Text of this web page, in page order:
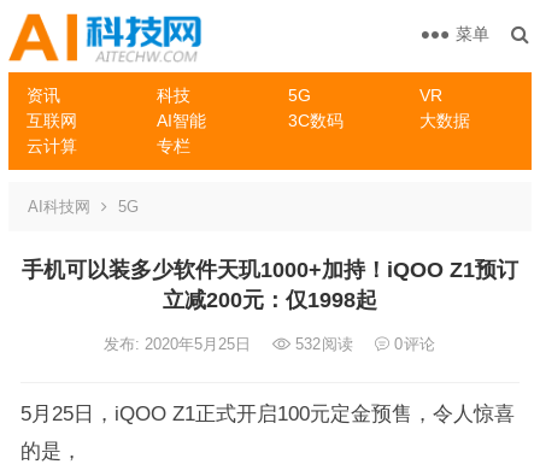
资讯 科技 5G
VR
互联网
AI智能 3C数码
大数据
云计算
专栏
菜单
AI科技网 5G
手机可以装多少软件天玑1000+加持！iQOO Z1预订
立减200元：仅1998起
发布: 2020年5月25日 532阅读 0评论
5月25日，iQOO Z1正式开启100元定金预售，令人惊喜
的是，